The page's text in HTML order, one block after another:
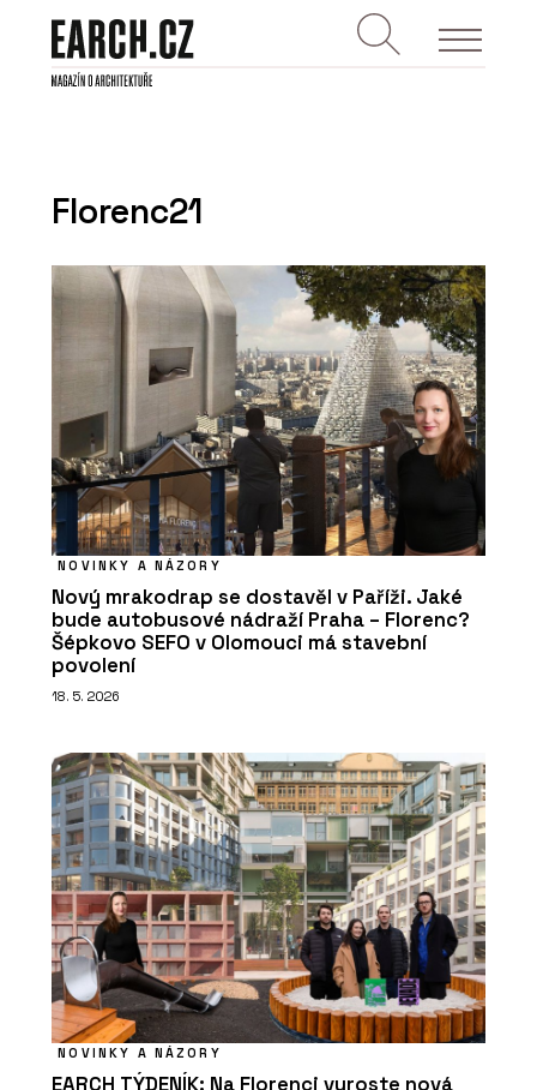
Florenc21
NOVINKY A NÁZORY
Nový mrakodrap se dostavěl v Paříži. Jaké
bude autobusové nádraží Praha – Florenc?
Šépkovo SEFO v Olomouci má stavební
povolení
18. 5. 2026
NOVINKY A NÁZORY
EARCH TÝDENÍK: Na Florenci vyroste nová